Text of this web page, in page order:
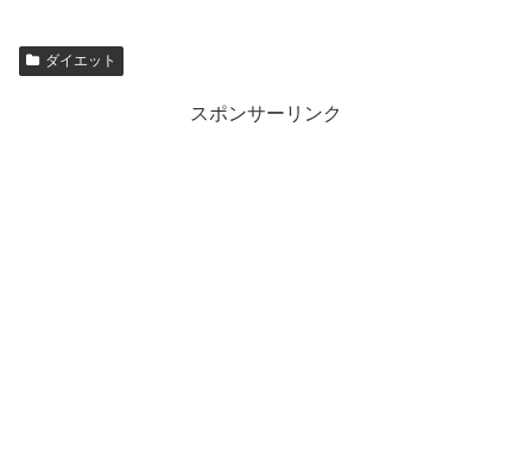
ダイエット
スポンサーリンク